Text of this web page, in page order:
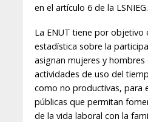
en el artículo 6 de la LSNIEG.
La ENUT tiene por objetivo
estadística sobre la
asignan mujeres y hombres
actividades de uso del
como no productivas, para
públicas que permitan
de la vida laboral con la